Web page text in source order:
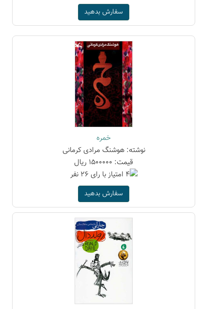
سفارش بدهید
خمره
نوشته: هوشنگ مرادی کرمانی
قیمت: 1500000 ریال
سفارش بدهید